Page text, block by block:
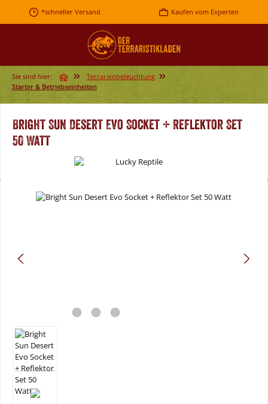
Zum Hauptinhalt springen
*schneller Versand Kaufen vom Experten
Sie sind hier:
Terrarienbeleuchtung
Starter & Betriebseinheiten
Bright Sun Desert Evo Socket + Reflektor Set
50 Watt
Bildergalerie überspringen